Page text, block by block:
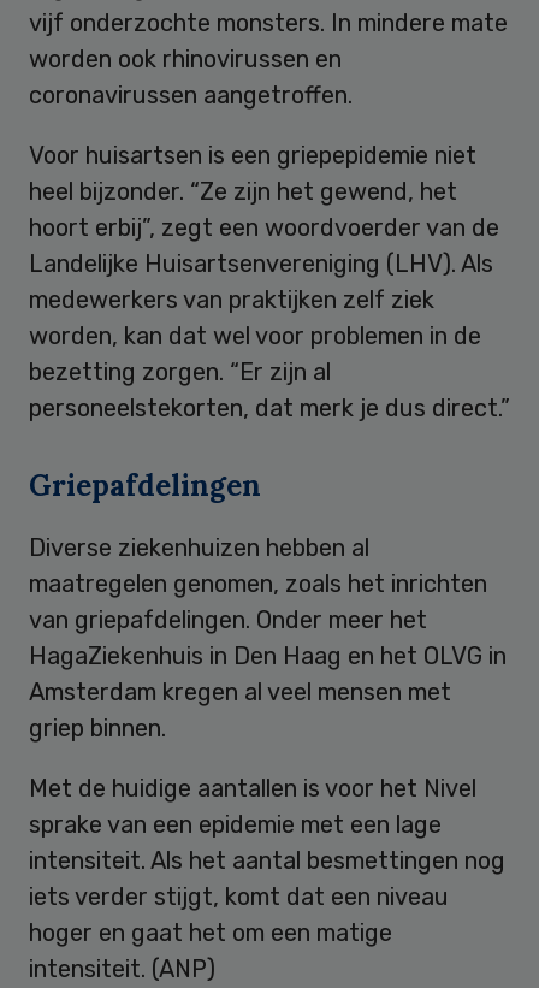
vijf onderzochte monsters. In mindere mate
worden ook rhinovirussen en
coronavirussen aangetroffen.
Voor huisartsen is een griepepidemie niet
heel bijzonder. “Ze zijn het gewend, het
hoort erbij”, zegt een woordvoerder van de
Landelijke Huisartsenvereniging (LHV). Als
medewerkers van praktijken zelf ziek
worden, kan dat wel voor problemen in de
bezetting zorgen. “Er zijn al
personeelstekorten, dat merk je dus direct.”
Griepafdelingen
Diverse ziekenhuizen hebben al
maatregelen genomen, zoals het inrichten
van griepafdelingen. Onder meer het
HagaZiekenhuis in Den Haag en het OLVG in
Amsterdam kregen al veel mensen met
griep binnen.
Met de huidige aantallen is voor het Nivel
sprake van een epidemie met een lage
intensiteit. Als het aantal besmettingen nog
iets verder stijgt, komt dat een niveau
hoger en gaat het om een matige
intensiteit. (ANP)